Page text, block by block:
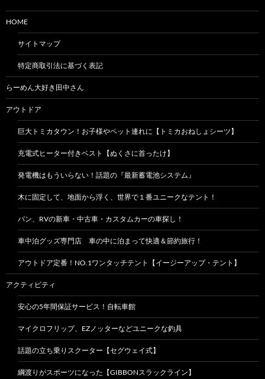
HOME
サイトマップ
特定商取引法に基づく表記
らーめん大好き田中さん
アウトドア
巨大トミカタウン！お子様やペット連れに【トミカおねしょシーツ】
充電式ヒーター付きベスト【ぬくさに首ったけ】
発電機はもういらない！話題の『最新蓄電池システム』
木に固定して、地面から浮く、世界で１番ユニークなテント！
バン、RVの新車・中古車・カスタムカーの車探し！
車中泊グッズ専門店 車の中に泊まって快適＆節約旅行！
アウトドア定番！NO.1ワンタッチテント【イージーアップ・テント】
アクティビティ
安心の5年間保証サービス！自転車館
マイクロフリップ、EZノッターなどユニークな釣具
話題の立ち乗りスクーター【セグウェイ式】
綱渡りがスポーツになった【GIBBONスラックライン】